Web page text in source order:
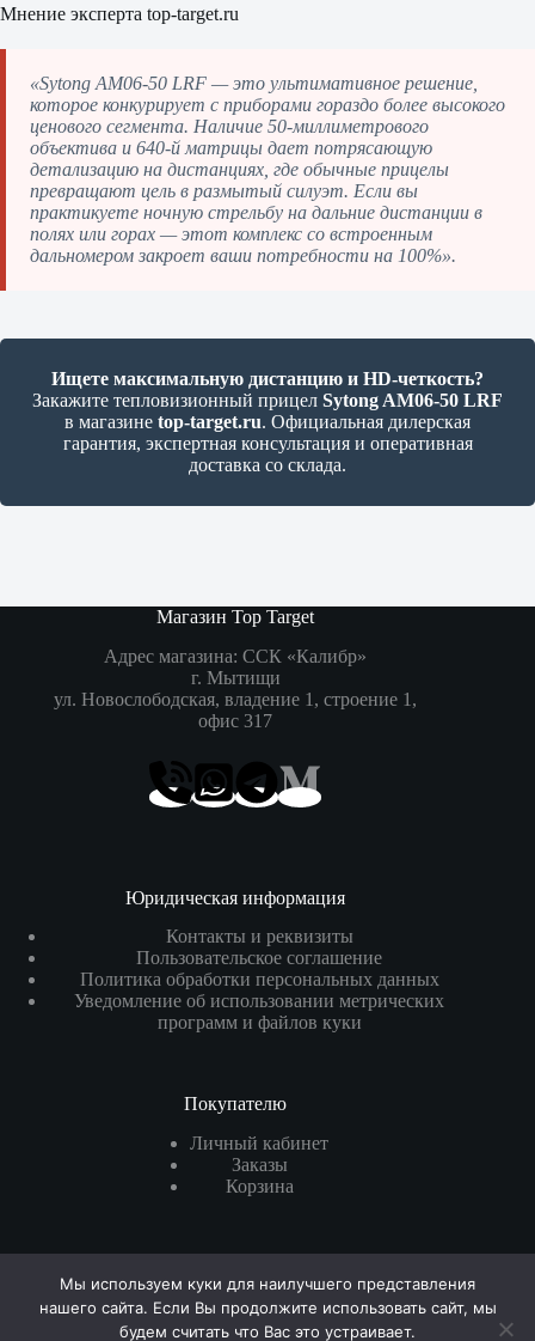
Мнение эксперта top-target.ru
«Sytong AM06-50 LRF — это ультимативное решение,
которое конкурирует с приборами гораздо более высокого
ценового сегмента. Наличие 50-миллиметрового
объектива и 640-й матрицы дает потрясающую
детализацию на дистанциях, где обычные прицелы
превращают цель в размытый силуэт. Если вы
практикуете ночную стрельбу на дальние дистанции в
полях или горах — этот комплекс со встроенным
дальномером закроет ваши потребности на 100%».
Ищете максимальную дистанцию и HD-четкость?
Закажите тепловизионный прицел Sytong AM06-50 LRF
в магазине top-target.ru. Официальная дилерская
гарантия, экспертная консультация и оперативная
доставка со склада.
Магазин Top Target
Адрес магазина: ССК «Калибр»
г. Мытищи
ул. Новослободская, владение 1, строение 1,
офис 317
Юридическая информация
Контакты и реквизиты
Пользовательское соглашение
Политика обработки персональных данных
Уведомление об использовании метрических
программ и файлов куки
Покупателю
Личный кабинет
Заказы
Корзина
ИПКраснов Роман Александрович
ОГРН: 325200000026460
Мы используем куки для наилучшего представления
нашего сайта. Если Вы продолжите использовать сайт, мы
будем считать что Вас это устраивает.